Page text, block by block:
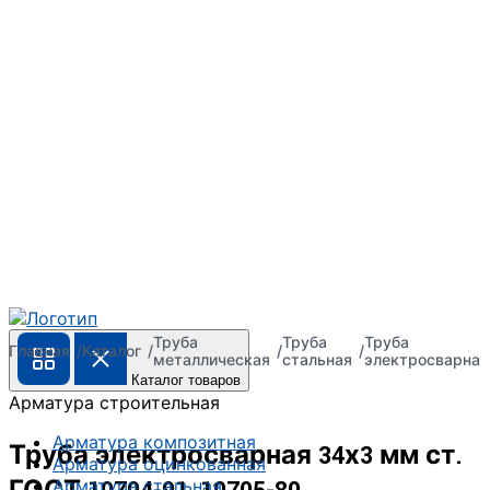
Каталог товаров
Арматура строительная
Арматура композитная
Арматура оцинкованная
Арматура стальная
Главная Каталог
Труба
металлическая
Труба
стальная
Труба
электросварная
Труба электросварная 34х3 мм ст.